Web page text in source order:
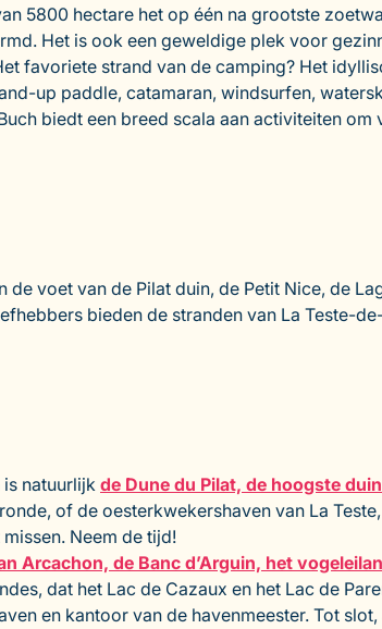
5800 hectare het op één na grootste
Het is ook een geweldige plek voor
favoriete strand van de camping? Het
up paddle, catamaran, windsurfen,
biedt een breed scala aan activiteiten
voet van de Pilat duin, de Petit Nice, de
bieden de stranden van La Teste-
is natuurlijk de Dune du Pilat, de hoogste
of de oesterkwekershaven van La
Neem de tijd!
Arcachon, de Banc d’Arguin, het
dat het Lac de Cazaux en het Lac de
en kantoor van de havenmeester. Tot